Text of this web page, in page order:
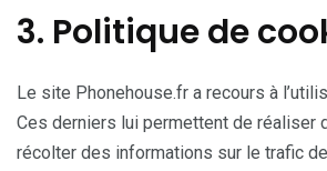
3. Politique de
Le site Phonehouse.fr a recours à
Ces derniers lui permettent de réaliser
récolter des informations sur le trafic